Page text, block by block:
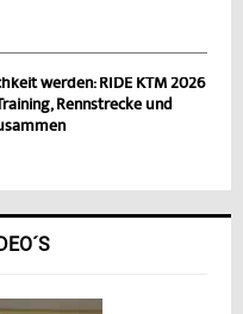
werden: RIDE KTM 2026
Rennstrecke und